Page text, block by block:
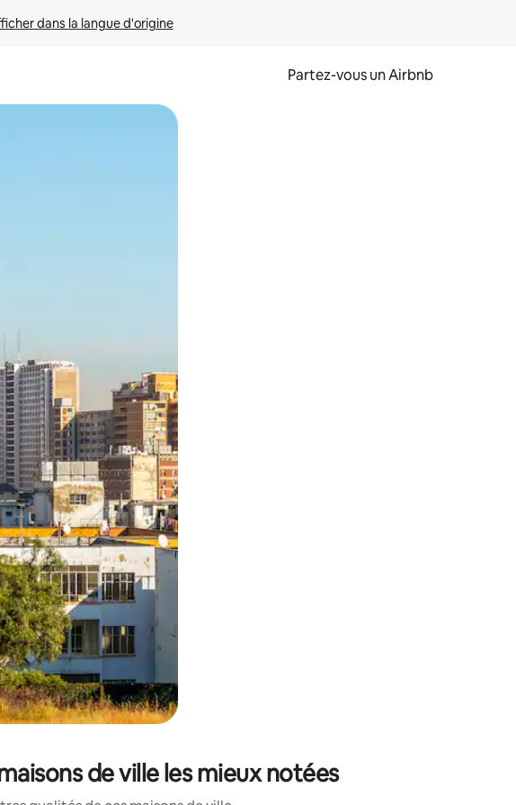
dans la langue d'origine
Partez-vous un Airbnb
appuyant dessus et en les faisant glisser.
de ville les mieux notées